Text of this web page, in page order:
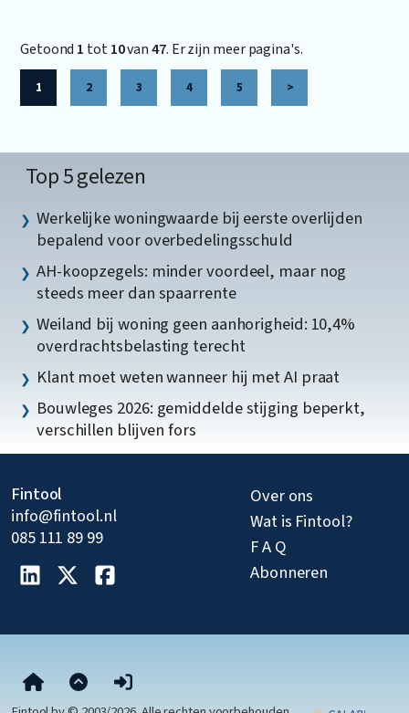
Getoond 1 tot10van47. Er zijn meer pagina's.
1 2 3 4 5 >
Top 5 gelezen
Werkelijke woningwaarde bij eerste overlijden
bepalend voor overbedelingsschuld
AH-koopzegels: minder voordeel, maar nog
steeds meer dan spaarrente
Weiland bij woning geen aanhorigheid: 10,4%
overdrachtsbelasting terecht
Klant moet weten wanneer hij met AI praat
Bouwleges 2026: gemiddelde stijging beperkt,
verschillen blijven fors
Fintool
info@fintool.nl
085 111 89 99
Over ons
Wat is Fintool?
F A Q
Abonneren